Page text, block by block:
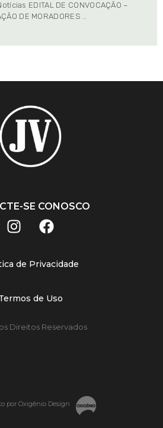
EDITAL DE CONVOCAÇÃO –
DE MORADORES …
SE CONOSCO
de Privacidade
de Uso
Direitos Reservados
por Oxigênio Design